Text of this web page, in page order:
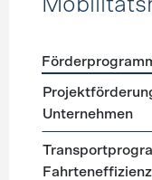
Unternehmen
Fahrteneffizienz